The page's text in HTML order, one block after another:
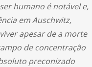
humano é notável e,
em Auschwitz,
apesar de a morte
de concentração
preconizado